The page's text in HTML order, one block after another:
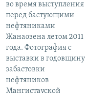
во время выступления
перед бастующими
нефтяниками
Жанаозена летом 2011
года. Фотография с
выставки в годовщину
забастовки
нефтяников
Мангистауской